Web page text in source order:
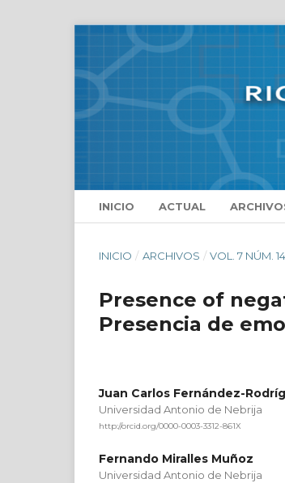
INICIO ACTUAL
INICIO / ARCHIVOS / VOL. 7 NÚM.
Presence of
Presencia de
Juan Carlos Fernández-
Universidad Antonio de Nebrija
http://orcid.org/0000-0003-3312-861X
Fernando Miralles Muñoz
Universidad Antonio de Nebrija